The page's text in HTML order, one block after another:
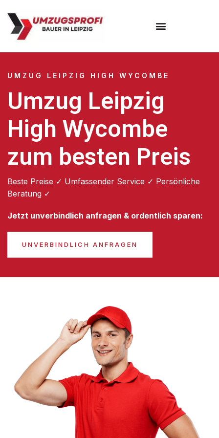
UMZUG LEIPZIG HIGH WYCOMBE
Umzug Leipzig
High Wycombe
zum besten Preis
Beste Preise ✓ Umfassender Service ✓ Persönliche
Beratung ✓
Jetzt unverbindlich anfragen & ordentlich sparen:
UNVERBINDLICH ANFRAGEN